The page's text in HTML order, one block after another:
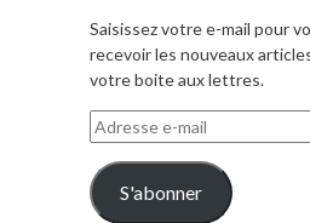
Saisissez votre e-mail pour
recevoir les nouveaux
votre boite aux lettres.
Adresse
e-
mail
S'abonner